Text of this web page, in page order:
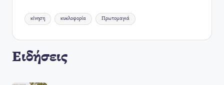
Ετικέτες:
κίνηση κυκλοφορία Πρωτομαγιά
Ειδήσεις